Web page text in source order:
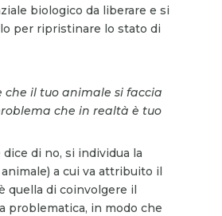
biologico da liberare e si
per ripristinare lo stato di
che il tuo animale si faccia
che in realtà è tuo
dice di no, si individua la
a cui va attribuito il
quella di coinvolgere il
problematica, in modo che